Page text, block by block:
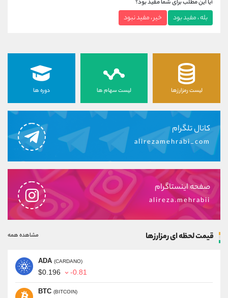
آیا این مطلب برای شما مفید بود؟
بله ، مفید بود خیر ، مفید نبود
لیست رمزارزها لیست سهام ها دوره ها
کانال تلگرام
alirezamehrabi_com
صفحه اینستاگرام
alireza.mehrabii
قیمت لحظه ای رمزارزها مشاهده همه
ADA (CARDANO)
$0.196 -0.81
BTC (BITCOIN)